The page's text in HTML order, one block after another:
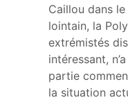
Caillou dans
lointain, la
extrémistés
intéressant,
partie
la situation